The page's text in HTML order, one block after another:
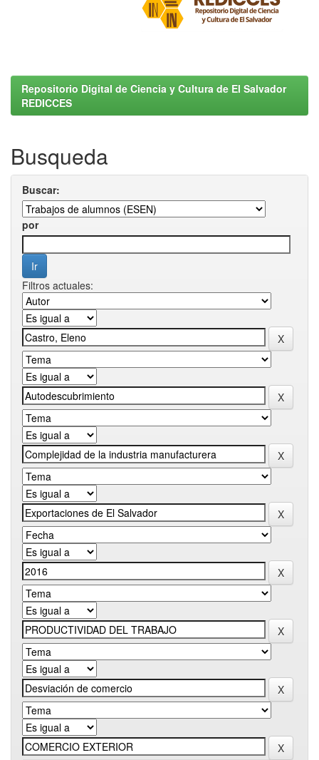
Repositorio Digital de Ciencia y Cultura de El Salvador
REDICCES
Busqueda
Buscar:
por
Filtros actuales: